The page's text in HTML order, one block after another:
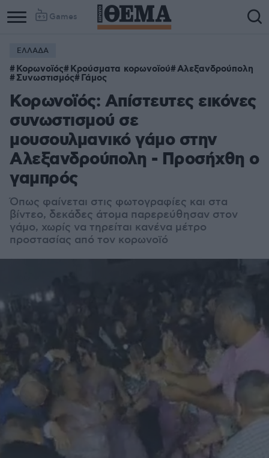
Games
ΕΛΛΑΔΑ
Κορωνοϊός Κρούσματα κορωνοϊού Αλεξανδρούπολη
Συνωστισμός Γάμος
Κορωνοϊός: Απίστευτες εικόνες
συνωστισμού σε
μουσουλμανικό γάμο στην
Αλεξανδρούπολη - Προσήχθη ο
γαμπρός
Όπως φαίνεται στις φωτογραφίες και στα
βίντεο, δεκάδες άτομα παρερεύθησαν στον
γάμο, χωρίς να τηρείται κανένα μέτρο
προστασίας από τον κορωνοϊό